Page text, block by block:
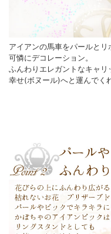
アイアンの馬車をパールとリ
可憐にデコレーション。
ふんわりエレガントなキャリ
幸せ(ボヌール)へと運んでく